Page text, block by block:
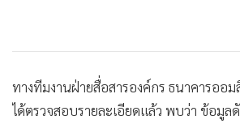
• หุ้น
• อินโดจีน
ทางทีมงานฝ่ายสื่อสารองค์กร ธนาคารออม
ได้ตรวจสอบรายละเอียดแล้ว พบว่า ข้อมูล